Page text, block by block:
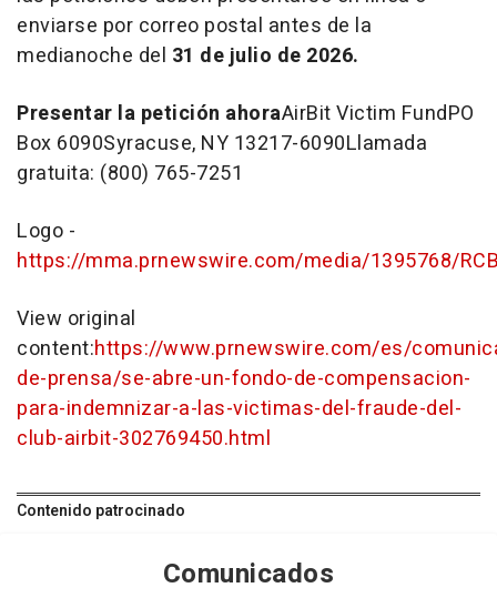
enviarse por correo postal antes de la
medianoche del 31 de julio de 2026.
Presentar la petición ahoraAirBit Victim FundPO
Box 6090Syracuse, NY 13217-6090Llamada
gratuita: (800) 765-7251
Logo -
https://mma.prnewswire.com/media/1395768/
View original
content:https://www.prnewswire.com/es/
de-prensa/se-abre-un-fondo-de-compensacion-
para-indemnizar-a-las-victimas-del-fraude-del-
club-airbit-302769450.html
Contenido patrocinado
Comunicados